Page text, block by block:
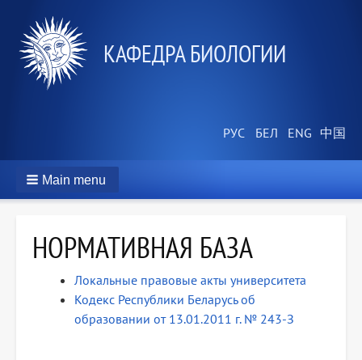
КАФЕДРА БИОЛОГИИ
Main menu
НОРМАТИВНАЯ БАЗА
Локальные правовые акты университета
Кодекс Республики Беларусь об
образовании от 13.01.2011 г. № 243-З